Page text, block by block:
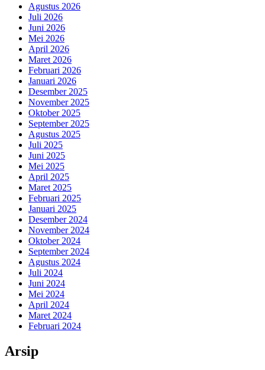
Agustus 2026
Juli 2026
Juni 2026
Mei 2026
April 2026
Maret 2026
Februari 2026
Januari 2026
Desember 2025
November 2025
Oktober 2025
September 2025
Agustus 2025
Juli 2025
Juni 2025
Mei 2025
April 2025
Maret 2025
Februari 2025
Januari 2025
Desember 2024
November 2024
Oktober 2024
September 2024
Agustus 2024
Juli 2024
Juni 2024
Mei 2024
April 2024
Maret 2024
Februari 2024
Arsip